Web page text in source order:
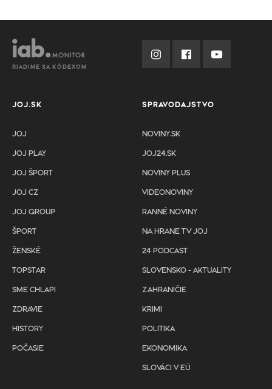
RIADIME SA KÓDEXOM
JOJ.SK
JOJ
JOJ PLAY
JOJ ŠPORT
JOJ CZ
JOJ GROUP
ŠPORT
ŽENSKÉ
TOPSTAR
SME CHLAPI
ZDRAVIE
HISTORY
POČASIE
SPRAVODAJSTVO
NOVINY.SK
JOJ24.SK
NOVINY PLUS
VIDEONOVINY
RANNÉ NOVINY
NA HRANE TV JOJ
24 PODCAST
SLOVENSKO - AKTUALITY
ZAHRANIČIE
KRIMI
POLITIKA
EKONOMIKA
SLOVÁCI V EÚ